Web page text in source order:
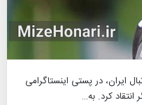
ایران، در پستی اینستاگرامی
انتقاد کرد. به…